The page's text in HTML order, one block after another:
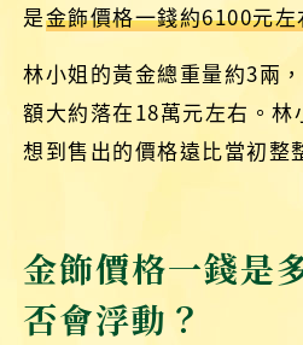
是金飾價格一錢約6100元
林小姐的黃金總重量約3兩
額大約落在18萬元左右。林
想到售出的價格遠比當初整
金飾價格一錢是
否會浮動？